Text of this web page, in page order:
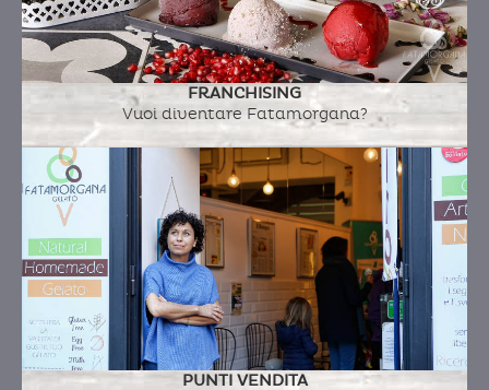
FRANCHISING
Vuoi diventare Fatamorgana?
PUNTI VENDITA